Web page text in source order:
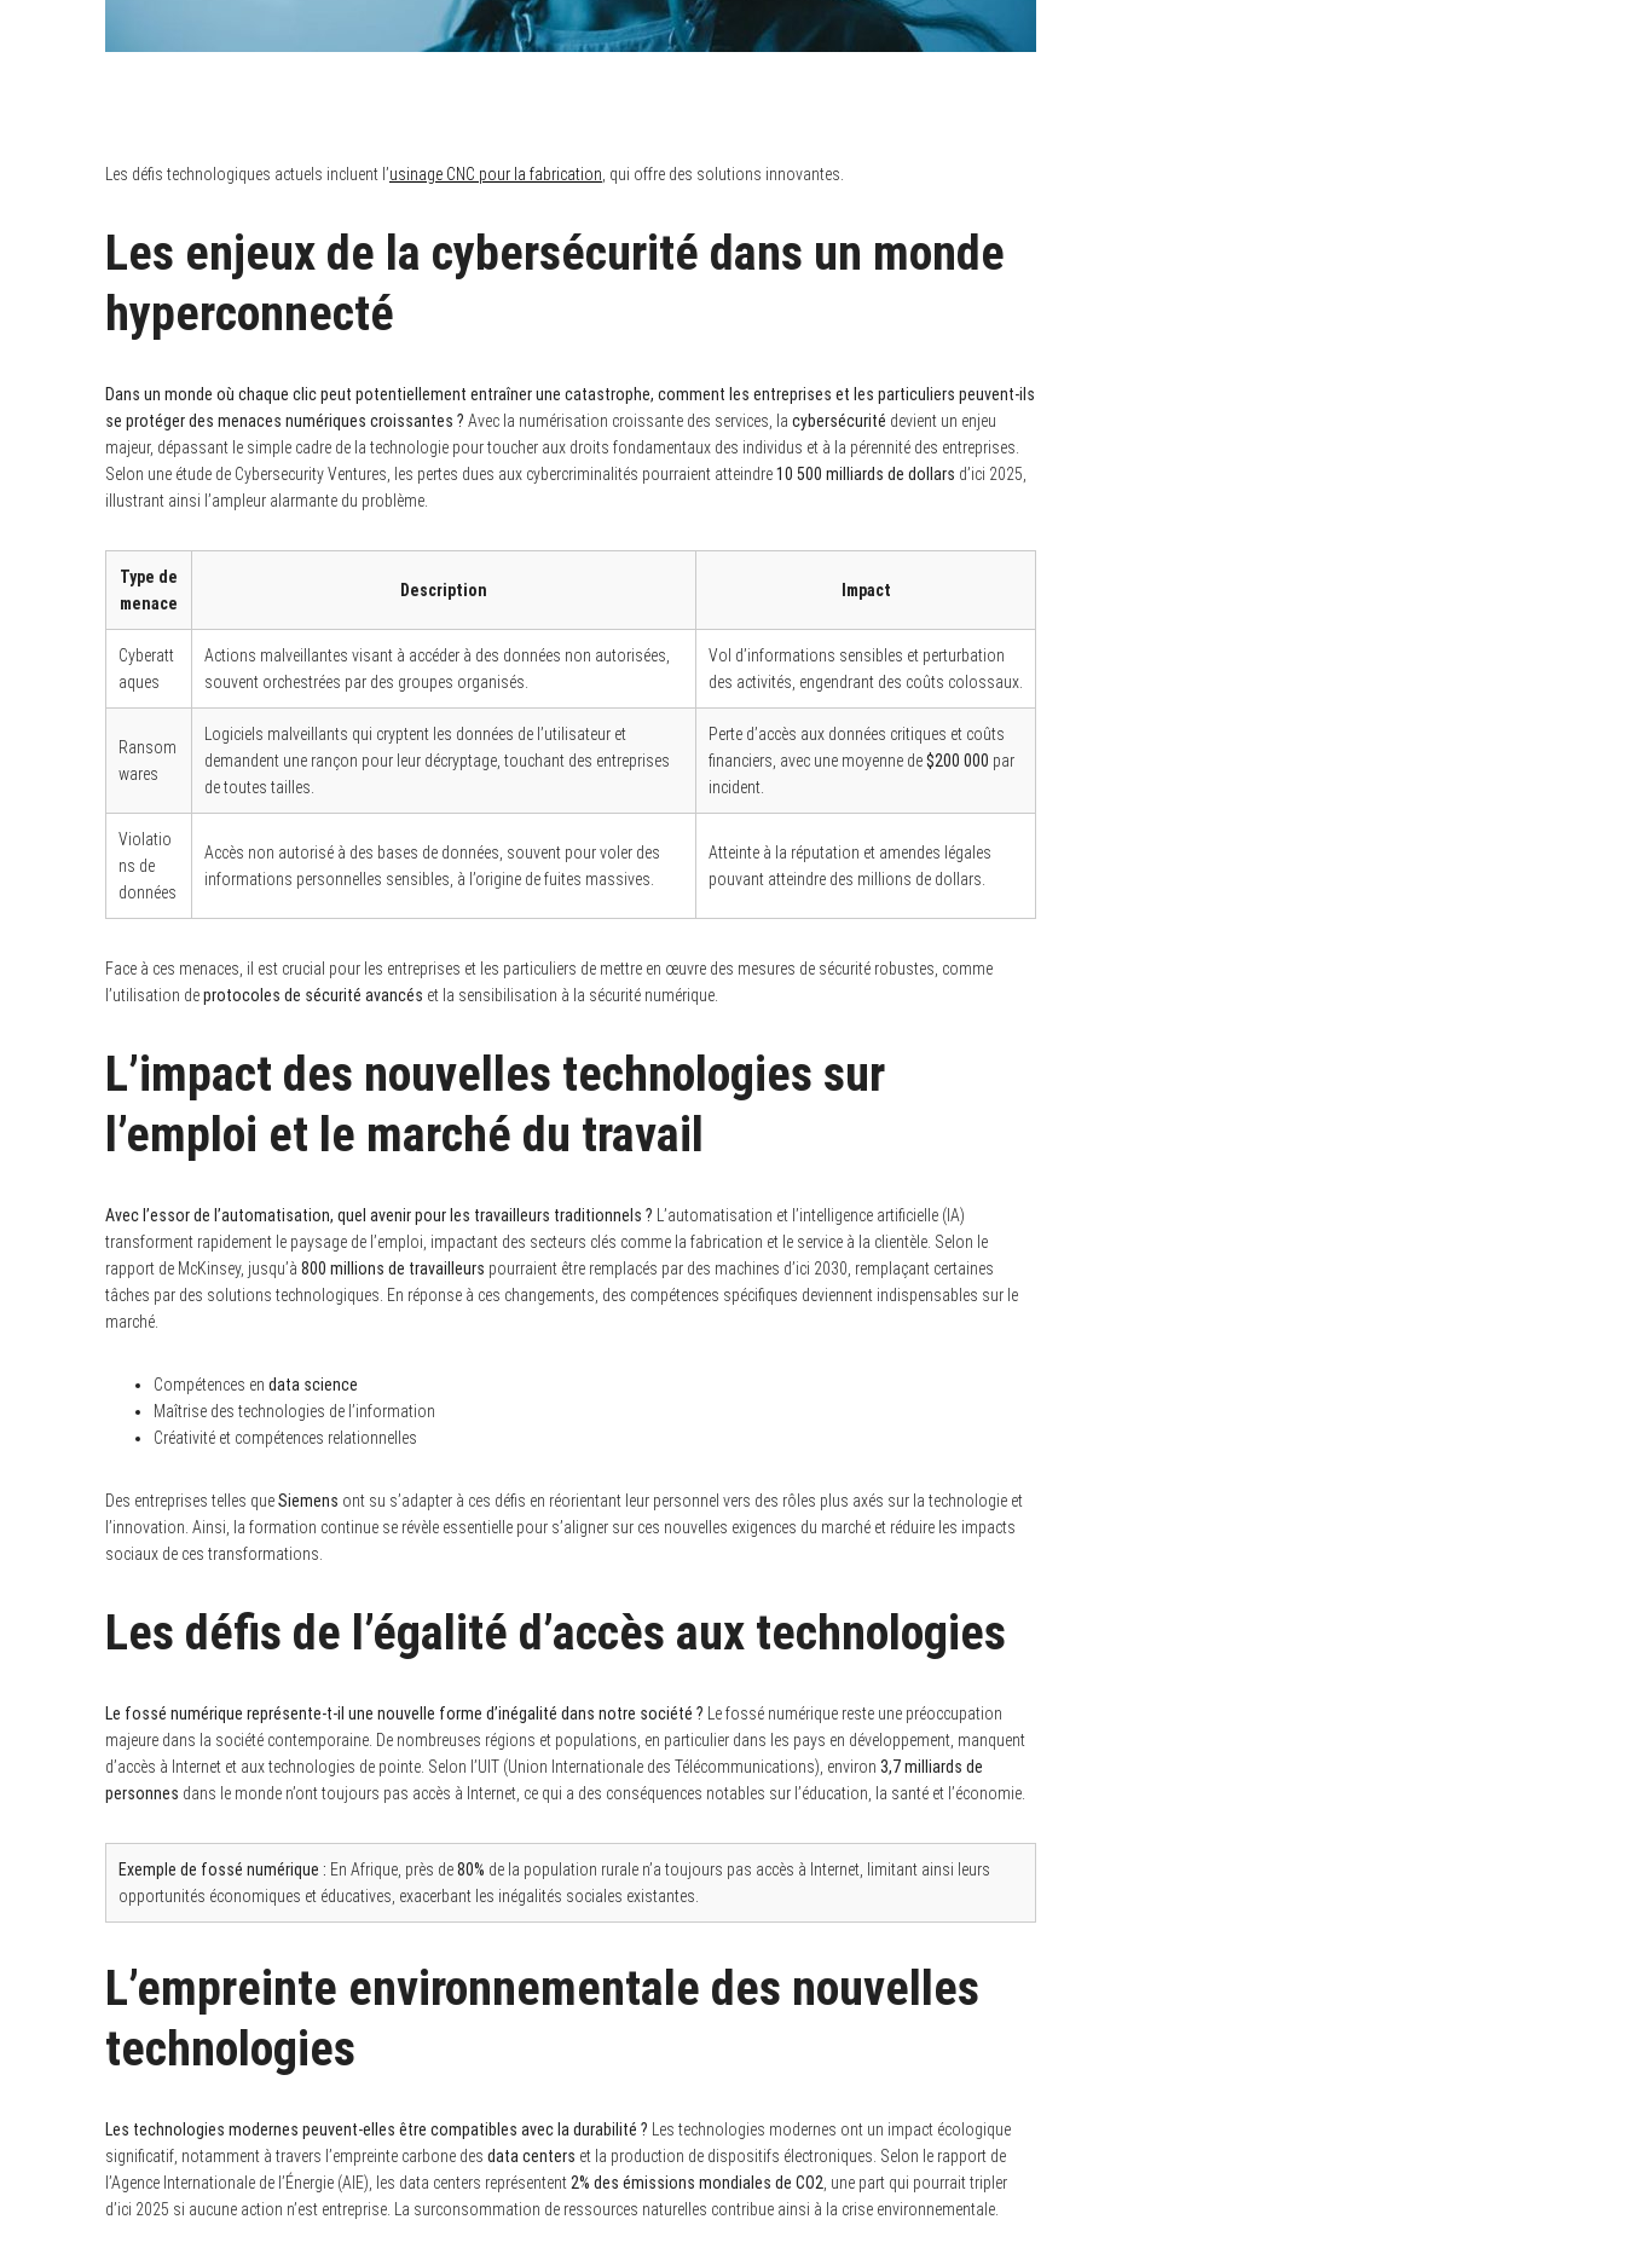
Les défis technologiques actuels incluent l’usinage CNC pour la fabrication , qui offre des solutions innovantes.
Les enjeux de la cybersécurité dans un monde
hyperconnecté
Dans un monde où chaque clic peut potentiellement entraîner une catastrophe, comment les entreprises et les particuliers peuvent-ils
se protéger des menaces numériques croissantes ? Avec la numérisation croissante des services, la cybersécurité devient un enjeu
majeur, dépassant le simple cadre de la technologie pour toucher aux droits fondamentaux des individus et à la pérennité des entreprises.
Selon une étude de Cybersecurity Ventures, les pertes dues aux cybercriminalités pourraient atteindre10 500 milliards de dollars d’ici 2025,
illustrant ainsi l’ampleur alarmante du problème.
Type de
menace
Description Impact
Cyberatt
aques
Actions malveillantes visant à accéder à des données non autorisées,
souvent orchestrées par des groupes organisés.
Vol d’informations sensibles et perturbation
des activités, engendrant des coûts colossaux.
Ransom
wares
Logiciels malveillants qui cryptent les données de l’utilisateur et
demandent une rançon pour leur décryptage, touchant des entreprises
de toutes tailles.
Perte d’accès aux données critiques et coûts
financiers, avec une moyenne de$200 000 par
incident.
Violatio
ns de
données
Accès non autorisé à des bases de données, souvent pour voler des
informations personnelles sensibles, à l’origine de fuites massives.
Atteinte à la réputation et amendes légales
pouvant atteindre des millions de dollars.
Face à ces menaces, il est crucial pour les entreprises et les particuliers de mettre en œuvre des mesures de sécurité robustes, comme
l’utilisation deprotocoles de sécurité avancés et la sensibilisation à la sécurité numérique.
L’impact des nouvelles technologies sur
l’emploi et le marché du travail
Avec l’essor de l’automatisation, quel avenir pour les travailleurs traditionnels ? L’automatisation et l’intelligence artificielle (IA)
transforment rapidement le paysage de l’emploi, impactant des secteurs clés comme la fabrication et le service à la clientèle. Selon le
rapport de McKinsey, jusqu’à 800 millions de travailleurs pourraient être remplacés par des machines d’ici 2030, remplaçant certaines
tâches par des solutions technologiques. En réponse à ces changements, des compétences spécifiques deviennent indispensables sur le
marché.
Compétences en data science
Maîtrise des technologies de l’information
Créativité et compétences relationnelles
Des entreprises telles queSiemens ont su s’adapter à ces défis en réorientant leur personnel vers des rôles plus axés sur la technologie et
l’innovation. Ainsi, la formation continue se révèle essentielle pour s’aligner sur ces nouvelles exigences du marché et réduire les impacts
sociaux de ces transformations.
Les défis de l’égalité d’accès aux technologies
Le fossé numérique représente-t-il une nouvelle forme d’inégalité dans notre société ? Le fossé numérique reste une préoccupation
majeure dans la société contemporaine. De nombreuses régions et populations, en particulier dans les pays en développement, manquent
d’accès à Internet et aux technologies de pointe. Selon l’UIT (Union Internationale des Télécommunications), environ 3,7 milliards de
personnes dans le monde n’ont toujours pas accès à Internet, ce qui a des conséquences notables sur l’éducation, la santé et l’économie.
Exemple de fossé numérique : En Afrique, près de80% de la population rurale n’a toujours pas accès à Internet, limitant ainsi leurs
opportunités économiques et éducatives, exacerbant les inégalités sociales existantes.
L’empreinte environnementale des nouvelles
technologies
Les technologies modernes peuvent-elles être compatibles avec la durabilité ? Les technologies modernes ont un impact écologique
significatif, notamment à travers l’empreinte carbone des data centers et la production de dispositifs électroniques. Selon le rapport de
l’Agence Internationale de l’Énergie (AIE), les data centers représentent 2% des émissions mondiales de CO2 , une part qui pourrait tripler
d’ici 2025 si aucune action n’est entreprise. La surconsommation de ressources naturelles contribue ainsi à la crise environnementale.
e
a
r
c
h